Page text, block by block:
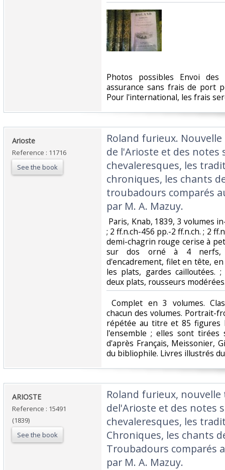
‎Photos possibles Envoi
assurance sans frais de port
Pour l'international, les frais
‎Arioste‎
Reference : 11716
See the book
‎Roland furieux.
de l'Arioste et des notes
chevaleresques, les
chroniques, les chants
troubadours comparés
par M. A. Mazuy.‎
Paris, Knab, 1839, 3 volumes
; 2 ff.n.ch-456 pp.-2 ff.n.ch. ; 2
demi-chagrin rouge cerise à
sur dos orné à 4 nerfs,
d'encadrement, filet en tête,
les plats, gardes cailloutées.
deux plats, rousseurs
Complet en 3 volumes.
chacun des volumes. Portrait-
répétée au titre et 85 figures
l'ensemble ; elles sont
d'après Français, Meissonier,
du bibliophile. Livres illustrés du
‎ARIOSTE‎
Reference : 15491
(1839)
See the book
‎Roland furieux,
del'Arioste et des notes
chevaleresques, les
Chroniques, les chants
Troubadours comparés
par M. A. Mazuy.‎